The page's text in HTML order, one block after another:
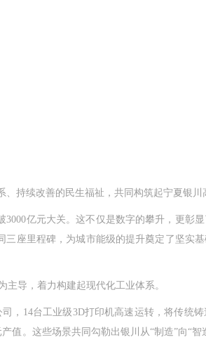
持续改善的民生福祉，共同构筑起宁夏银川
亿元大关。这不仅是数字的攀升，更彰
座里程碑，为城市能级的提升奠定了坚实
导，着力构建起现代化工业体系。
14台工业级3D打印机高速运转，将传统铸
。这些场景共同勾勒出银川从“制造”向“